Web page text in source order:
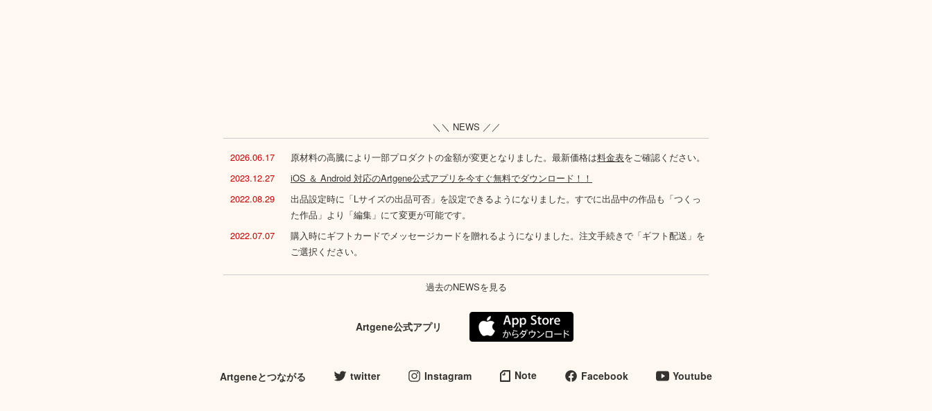
＼＼ NEWS ／／
2026.06.17 原材料の高騰により一部プロダクトの金額が変更となりました。最新価格は料金表をご確認ください。
2023.12.27
iOS ＆ Android 対応のArtgene公式アプリを今すぐ無料でダウンロード！！
2022.08.29
出品設定時に「Lサイズの出品可否」を設定できるようになりました。すでに出品中の作品も「つくっ
た作品」より「編集」にて変更が可能です。
2022.07.07
購入時にギフトカードでメッセージカードを贈れるようになりました。注文手続きで「ギフト配送」を
ご選択ください。
過去のNEWSを見る
Artgene公式アプリ
Artgeneとつながる twitter Instagram Note Facebook Youtube